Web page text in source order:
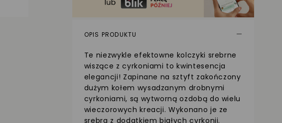
OPIS PRODUKTU
Te niezwykle efektowne kolczyki srebrne
wiszące z cyrkoniami to kwintesencja
elegancji! Zapinane na sztyft zakończony
dużym kołem wysadzanym drobnymi
cyrkoniami, są wytworną ozdobą do wielu
wieczorowych kreacji. Wykonano je ze
srebra z dodatkiem białych cyrkonii.